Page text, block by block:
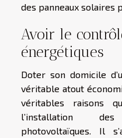
des panneaux solaires
Avoir le
énergétiques
Doter son domicile
véritable atout
véritables raisons
l’installation
photovoltaïques. Il